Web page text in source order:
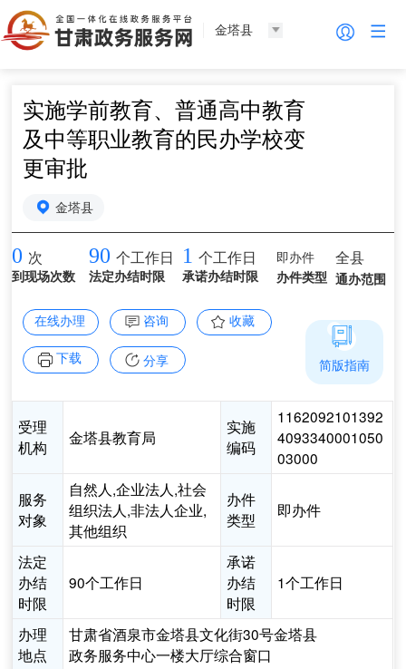
金塔县
实施学前教育、普通高中教育
及中等职业教育的民办学校变
更审批
金塔县
0 次
到现场次数
90 个工作日
法定办结时限
1 个工作日
承诺办结时限
即办件
办件类型
全县
通办范围
在线办理 咨询 收藏
下载 分享
受理
机构
金塔县教育局
实施
编码
1162092101392
4093340001050
03000
服务
对象
自然人,企业法人,社会
组织法人,非法人企业,
其他组织
办件
类型
即办件
法定
办结
时限
90个工作日
承诺
办结
时限
1个工作日
办理
地点
甘肃省酒泉市金塔县文化街30号金塔县
政务服务中心一楼大厅综合窗口
简版指南